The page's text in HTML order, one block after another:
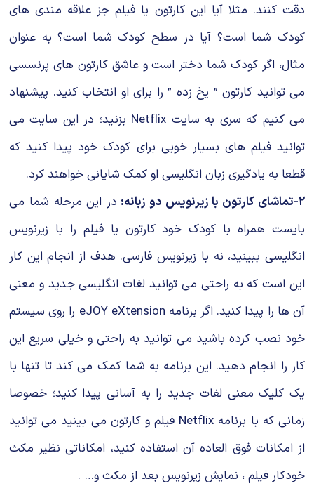
دقت کنند. مثلا آیا این کارتون یا فیلم جز علاقه مندی های
کودک شما است؟ آیا در سطح کودک شما است؟ به عنوان
مثال، اگر کودک شما دختر است و عاشق کارتون های پرنسسی
می توانید کارتون ” یخ زده ” را برای او انتخاب کنید. پیشنهاد
می کنیم که سری به سایت Netflix بزنید؛ در این سایت می
توانید فیلم های بسیار خوبی برای کودک خود پیدا کنید که
قطعا به یادگیری زبان انگلیسی او کمک شایانی خواهند کرد.
۲-تماشای کارتون با زیرنویس دو زبانه:
در این مرحله شما می
بایست همراه با کودک خود کارتون یا فیلم را با زیرنویس
انگلیسی ببینید، نه با زیرنویس فارسی. هدف از انجام این کار
این است که به راحتی می توانید لغات انگلیسی جدید و معنی
آن ها را پیدا کنید. اگر برنامه eJOY eXtension را روی سیستم
خود نصب کرده باشید می توانید به راحتی و خیلی سریع این
کار را انجام دهید. این برنامه به شما کمک می کند تا تنها با
یک کلیک معنی لغات جدید را به آسانی پیدا کنید؛ خصوصا
زمانی که با برنامه Netflix فیلم و کارتون می بینید می توانید
از امکانات فوق العاده آن استفاده کنید، امکاناتی نظیر مکث
خودکار فیلم ، نمایش زیرنویس بعد از مکث و… .